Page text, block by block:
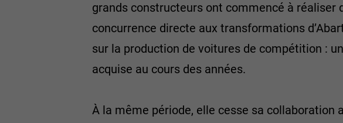
grands constructeurs ont commencé à réaliser
concurrence directe aux transformations
sur la production de voitures de compétition :
acquise au cours des années.
À la même période, elle cesse sa collaboration